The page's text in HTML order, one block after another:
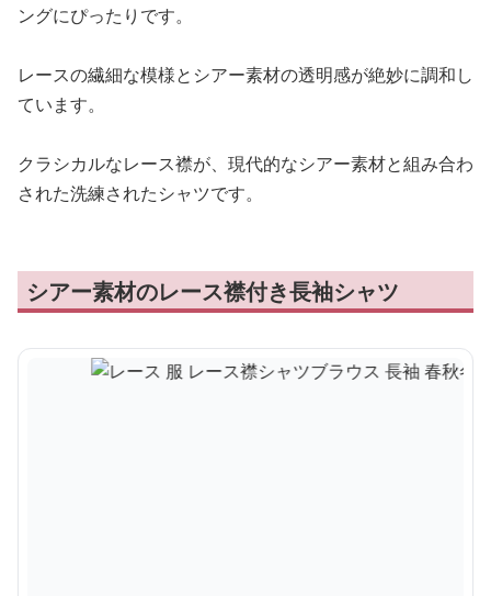
ングにぴったりです。
レースの繊細な模様とシアー素材の透明感が絶妙に調和し
ています。
クラシカルなレース襟が、現代的なシアー素材と組み合わ
された洗練されたシャツです。
シアー素材のレース襟付き長袖シャツ